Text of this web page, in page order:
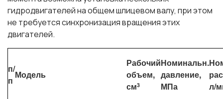
гидродвигателей на общем шлицевом валу, при этом
не требуется синхронизация вращения этих
двигателей.
п/
п
Модель
Рабочий
объем,
см3
Номинальн.
давление,
МПа
л/